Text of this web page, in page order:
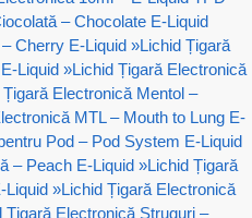
– Chocolate E-Liquid
Cherry E-Liquid »Lichid Țigară
Liquid »Lichid Țigară Electronică
Țigară Electronică Mentol –
MTL – Mouth to Lung E-
Pod – Pod System E-Liquid
– Peach E-Liquid »Lichid Țigară
Liquid »Lichid Țigară Electronică
Țigară Electronică Struguri –